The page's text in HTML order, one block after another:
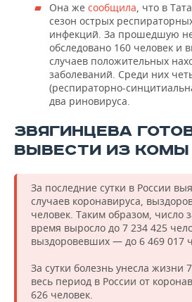
Она же сообщила, что в
сезон острых
инфекций. За прошедшую
обследовано 160 человек и
случаев положительных
заболеваний. Среди них
(респираторно-
два риновируса.
ЗВЯГИНЦЕВА
ВЫВЕСТИ ИЗ КОМЫ
За последние сутки в России
случаев коронавируса,
человек. Таким образом, число
время выросло до 7 234 425
выздоровевших — до 6 469 017
За сутки болезнь унесла жизни
весь период в России от
626 человек.